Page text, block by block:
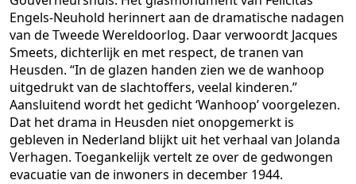
Engels-Neuhold herinnert aan de dramatische nadagen
van de Tweede Wereldoorlog. Daar verwoordt Jacques
Smeets, dichterlijk en met respect, de tranen van
Heusden. “In de glazen handen zien we de wanhoop
uitgedrukt van de slachtoffers, veelal kinderen.”
Aansluitend wordt het gedicht ‘Wanhoop’ voorgelezen.
Dat het drama in Heusden niet onopgemerkt is
gebleven in Nederland blijkt uit het verhaal van Jolanda
Verhagen. Toegankelijk vertelt ze over de gedwongen
evacuatie van de inwoners in december 1944.